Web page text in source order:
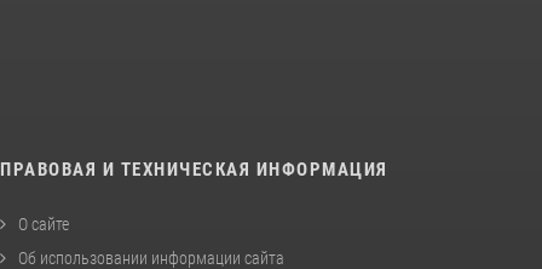
ПРАВОВАЯ И ТЕХНИЧЕСКАЯ ИНФОРМАЦИЯ
О сайте
Об использовании информации сайта